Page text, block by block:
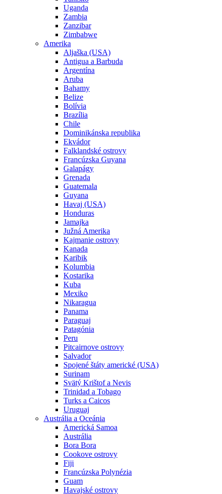
Uganda
Zambia
Zanzibar
Zimbabwe
Amerika
Aljaška (USA)
Antigua a Barbuda
Argentína
Aruba
Bahamy
Belize
Bolívia
Brazília
Chile
Dominikánska republika
Ekvádor
Falklandské ostrovy
Francúzska Guyana
Galapágy
Grenada
Guatemala
Guyana
Havaj (USA)
Honduras
Jamajka
Južná Amerika
Kajmanie ostrovy
Kanada
Karibik
Kolumbia
Kostarika
Kuba
Mexiko
Nikaragua
Panama
Paraguaj
Patagónia
Peru
Pitcairnove ostrovy
Salvador
Spojené štáty americké (USA)
Surinam
Svätý Krištof a Nevis
Trinidad a Tobago
Turks a Caicos
Uruguaj
Austrália a Oceánia
Americká Samoa
Austrália
Bora Bora
Cookove ostrovy
Fiji
Francúzska Polynézia
Guam
Havajské ostrovy